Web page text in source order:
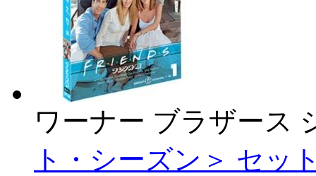
ワーナー ブラザース
ト・シーズン＞ セッ